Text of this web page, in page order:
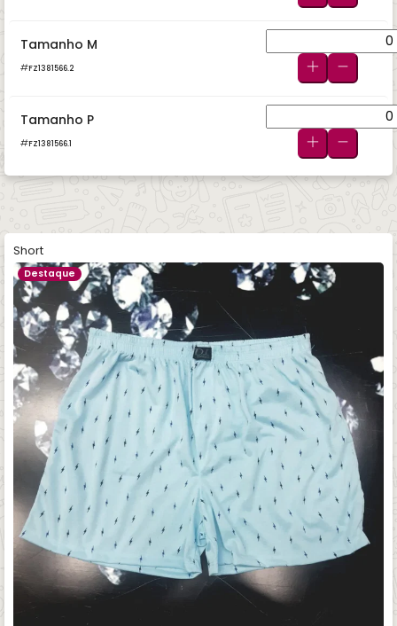
Tamanho M
FZ1381566.2
Tamanho P
FZ1381566.1
Short
Destaque